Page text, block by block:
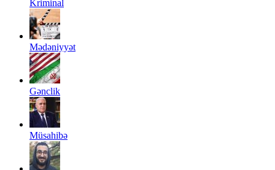
Kriminal
Mədəniyyət
Gənclik
Müsahibə